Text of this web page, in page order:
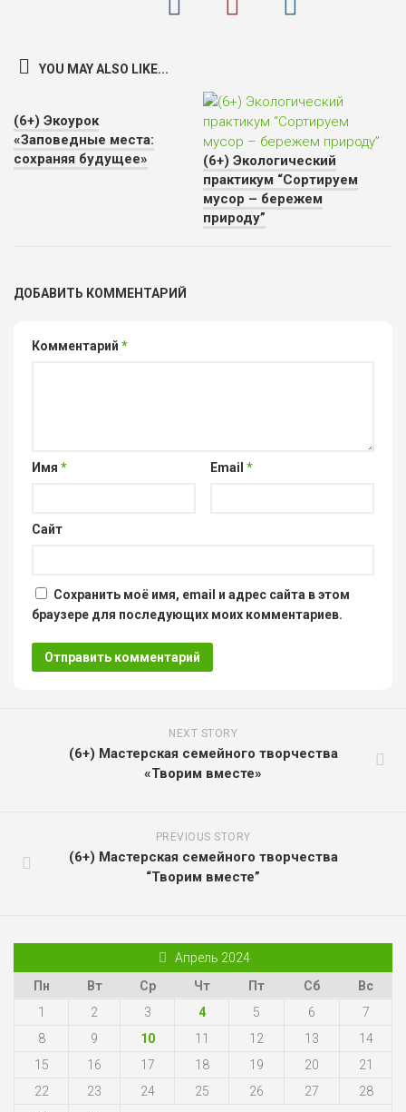
YOU MAY ALSO LIKE...
(6+) Экоурок
«Заповедные места:
сохраняя будущее»
(6+) Экологический
практикум “Сортируем
мусор – бережем
природу”
ДОБАВИТЬ КОММЕНТАРИЙ
Комментарий *
Имя * Email *
Сайт
Сохранить моё имя, email и адрес сайта в этом
браузере для последующих моих комментариев.
NEXT STORY
(6+) Мастерская семейного творчества
«Творим вместе»
PREVIOUS STORY
(6+) Мастерская семейного творчества
“Творим вместе”
Апрель 2024
Пн
Вт Ср Чт Пт Сб
Вс
1
2 3 4 5 6
7
8
9 10 11 12 13
14
15
16 17 18 19 20
21
22
23 24 25 26 27
28